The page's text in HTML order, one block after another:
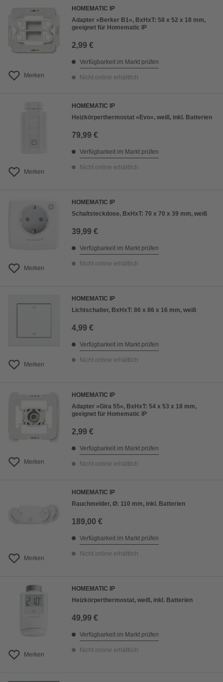
Merken
HOMEMATIC IP
Adapter »Berker B1«, BxHxT: 58 x 52 x 18 mm,
geeignet für Homematic IP
2,99 €
Verfügbarkeit im Markt prüfen
Nicht online erhältlich
Merken
HOMEMATIC IP
Heizkörperthermostat »Evo«, weiß, inkl. Batterien
79,99 €
Verfügbarkeit im Markt prüfen
Nicht online erhältlich
Merken
HOMEMATIC IP
Schaltsteckdose, BxHxT: 70 x 70 x 39 mm, weiß
39,99 €
Verfügbarkeit im Markt prüfen
Nicht online erhältlich
Merken
HOMEMATIC IP
Lichtschalter, BxHxT: 86 x 86 x 16 mm, weiß
4,99 €
Verfügbarkeit im Markt prüfen
Nicht online erhältlich
Merken
HOMEMATIC IP
Adapter »Gira 55«, BxHxT: 54 x 53 x 18 mm,
geeignet für Homematic IP
2,99 €
Verfügbarkeit im Markt prüfen
Nicht online erhältlich
Merken
HOMEMATIC IP
Rauchmelder, Ø: 110 mm, inkl. Batterien
189,00 €
Verfügbarkeit im Markt prüfen
Nicht online erhältlich
Merken
HOMEMATIC IP
Heizkörperthermostat, weiß, inkl. Batterien
49,99 €
Verfügbarkeit im Markt prüfen
Nicht online erhältlich